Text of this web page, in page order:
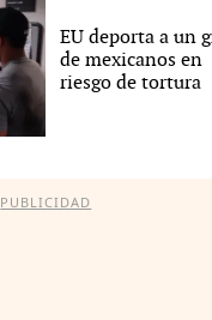
EU deporta a un
de mexicanos en
riesgo de tortura
PUBLICIDAD